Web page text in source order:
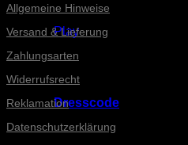
Play
Dresscode
Allgemeine Hinweise
Versand & Lieferung
Zahlungsarten
Widerrufsrecht
Reklamation
Datenschutzerklärung